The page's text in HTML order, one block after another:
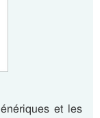
et les